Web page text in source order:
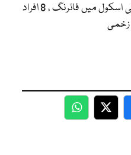
بعد ملزم کی اسکول میں فائرنگ ، 8 افراد
WhatsApp